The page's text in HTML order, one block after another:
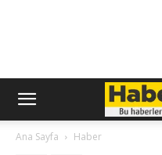
Ana Sayfa Haber